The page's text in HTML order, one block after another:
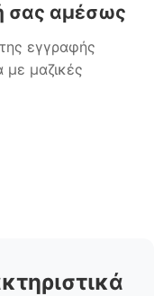
σας αμέσως
εγγραφής
μαζικές